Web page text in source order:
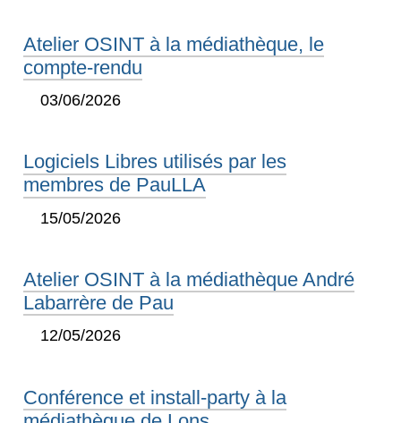
Atelier OSINT à la médiathèque, le
compte-rendu
03/06/2026
Logiciels Libres utilisés par les
membres de PauLLA
15/05/2026
Atelier OSINT à la médiathèque André
Labarrère de Pau
12/05/2026
Conférence et install-party à la